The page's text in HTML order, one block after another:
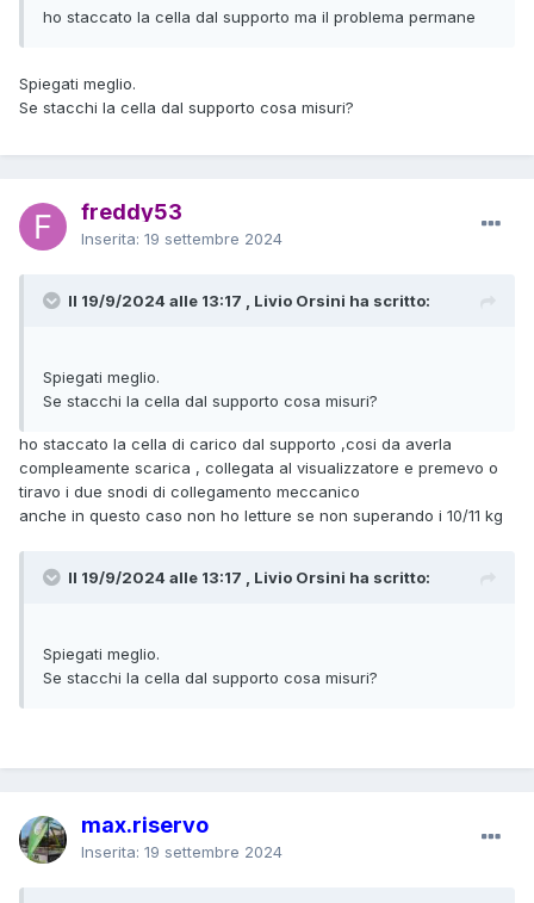
ho staccato la cella dal supporto ma il problema permane
Spiegati meglio.
Se stacchi la cella dal supporto cosa misuri?
freddy53
Inserita: 19 settembre 2024
Il 19/9/2024 alle 13:17 , Livio Orsini ha scritto:
Spiegati meglio.
Se stacchi la cella dal supporto cosa misuri?
ho staccato la cella di carico dal supporto ,cosi da averla
compleamente scarica , collegata al visualizzatore e premevo o
tiravo i due snodi di collegamento meccanico
anche in questo caso non ho letture se non superando i 10/11 kg
Il 19/9/2024 alle 13:17 , Livio Orsini ha scritto:
Spiegati meglio.
Se stacchi la cella dal supporto cosa misuri?
max.riservo
Inserita: 19 settembre 2024